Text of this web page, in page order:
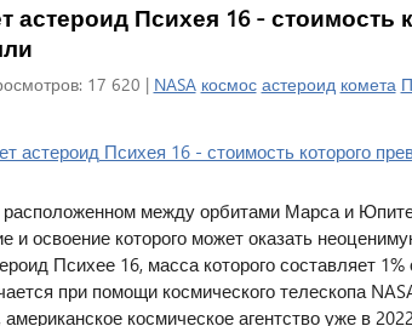
астероид Психея 16 -
17 620 | NASA космос астероид комета
расположенном между орбитами Марса и
и освоение которого может оказать
Психее 16, масса которого составляет
при помощи космического телескопа
космическое агентство уже в